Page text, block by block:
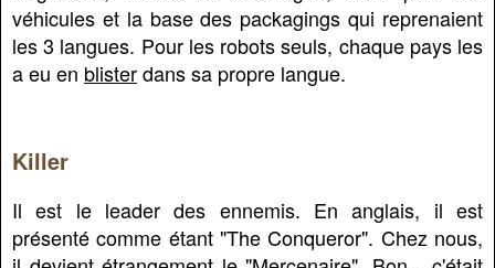
véhicules et la base des packagings qui reprenaient
les 3 langues. Pour les robots seuls, chaque pays les
a eu en blisterdans sa propre langue.
Killer
Il est le leader des ennemis. En anglais, il est
présenté comme étant "The Conqueror". Chez nous,